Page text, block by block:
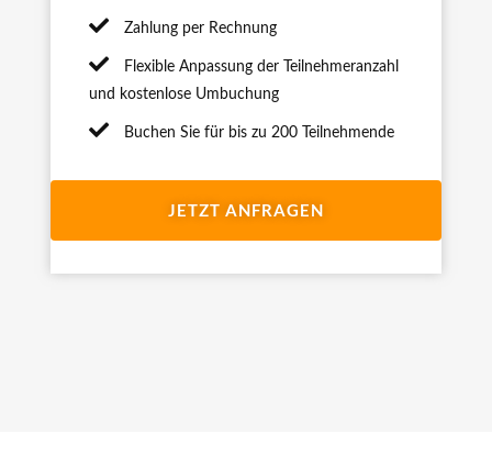
Zahlung per Rechnung
Flexible Anpassung der Teilnehmeranzahl
und kostenlose Umbuchung
Buchen Sie für bis zu 200 Teilnehmende
JETZT ANFRAGEN